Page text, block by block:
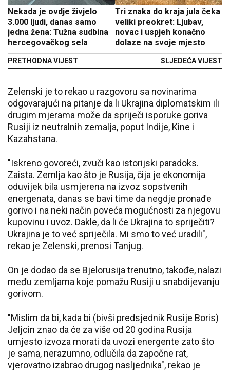
Nekada je ovdje živjelo
3.000 ljudi, danas samo
jedna žena: Tužna sudbina
hercegovačkog sela
PRETHODNA VIJEST
Tri znaka do kraja jula čeka
veliki preokret: Ljubav,
novac i uspjeh konačno
dolaze na svoje mjesto
SLJEDEĆA VIJEST
Zelenski je to rekao u razgovoru sa novinarima
odgovarajući na pitanje da li Ukrajina diplomatskim ili
drugim mjerama može da spriječi isporuke goriva
Rusiji iz neutralnih zemalja, poput Indije, Kine i
Kazahstana.
"Iskreno govoreći, zvuči kao istorijski paradoks.
Zaista. Zemlja kao što je Rusija, čija je ekonomija
oduvijek bila usmjerena na izvoz sopstvenih
energenata, danas se bavi time da negdje pronađe
gorivo i na neki način poveća mogućnosti za njegovu
kupovinu i uvoz. Dakle, da li će Ukrajina to spriječiti?
Ukrajina je to već spriječila. Mi smo to već uradili",
rekao je Zelenski, prenosi Tanjug.
On je dodao da se Bjelorusija trenutno, takođe, nalazi
među zemljama koje pomažu Rusiji u snabdijevanju
gorivom.
"Mislim da bi, kada bi (bivši predsjednik Rusije Boris)
Jeljcin znao da će za više od 20 godina Rusija
umjesto izvoza morati da uvozi energente zato što
je sama, nerazumno, odlučila da započne rat,
vjerovatno izabrao drugog nasljednika", rekao je